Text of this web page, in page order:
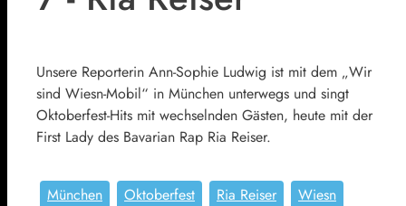
Unsere Reporterin Ann-Sophie Ludwig ist mit dem „Wir
sind Wiesn-Mobil“ in München unterwegs und singt
Oktoberfest-Hits mit wechselnden Gästen, heute mit der
First Lady des Bavarian Rap Ria Reiser.
München Oktoberfest Ria Reiser
Wiesn